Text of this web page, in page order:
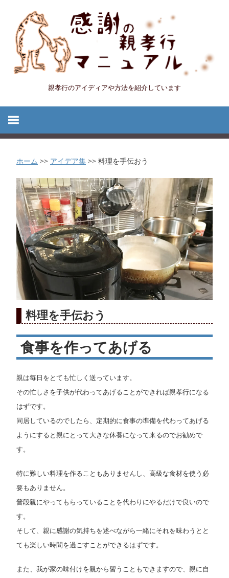
キ
プ
感
親
孝
行
マ
ニ
ュ
ア
ル
親孝行のアイディアや方法を紹介しています
ホーム >> アイデア集 >> 料理を手伝おう
料理を手伝おう
食事を作ってあげる
親は毎日をとても忙しく送っています。
その忙しさを子供が代わってあげることができれば親孝行になる
はずです。
同居しているのでしたら、定期的に食事の準備を代わってあげる
ようにすると親にとって大きな休養になって来るのでお勧めで
す。
特に難しい料理を作ることもありませんし、高級な食材を使う必
要もありません。
普段親にやってもらっていることを代わりにやるだけで良いので
す。
そして、親に感謝の気持ちを述べながら一緒にそれを味わうとと
ても楽しい時間を過ごすことができるはずです。
また、我が家の味付けを親から習うこともできますので、親に自